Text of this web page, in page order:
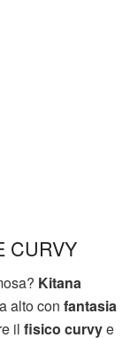
CURVY
Kitana
alto con fantasia
il fisico curvye